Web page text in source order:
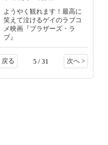
ようやく観れます！最高に
笑えて泣けるゲイのラブコ
メ映画『ブラザーズ・ラ
ブ』
戻る 5 / 31 次へ >